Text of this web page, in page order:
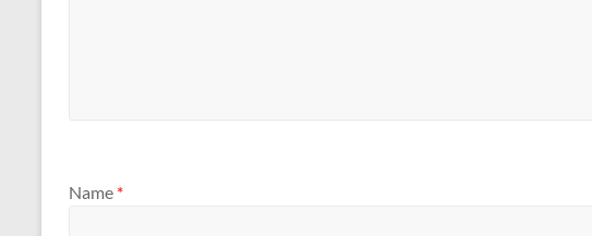
Name *